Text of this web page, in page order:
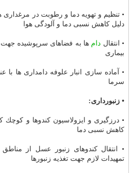
• تنظیم و تهویه دما و رطوبت در مرغداری
دلیل كاهش نسبی دما و آلودگی هوا
• انتقال دام ها به فضاهای سرپوشیده جهت
بیماری
• آماده سازی انبار علوفه دامداری ها
سرما
• زنبورداری:
• درزگیری و ایزولاسیون كندوها و كوچك
كاهش نسبی دما
• انتقال كندوهای زنبور عسل از مناطق
تمهیدات لازم جهت تغذیه زنبورها